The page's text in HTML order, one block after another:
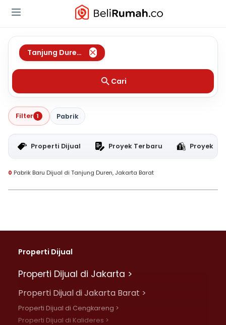
Tanjung Duren Jakarta Barat
Cari
Filter 1 Pabrik
Properti Dijual Proyek Terbaru Proyek
0 Pabrik Baru Dijual di Tanjung Duren, Jakarta Barat
Properti Dijual
Properti Dijual di Jakarta >
Properti Dijual di Jakarta Barat >
Properti Dijual di Cengkareng >
Properti Dijual di Kalideres >